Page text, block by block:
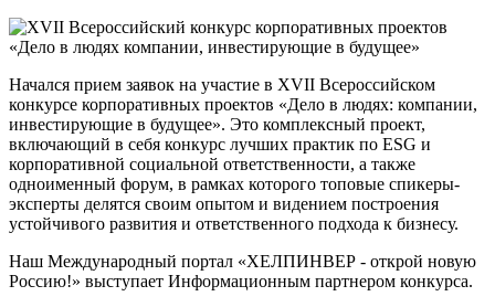
Начался прием заявок на участие в XVII Всероссийском
конкурсе корпоративных проектов «Дело в людях: компании,
инвестирующие в будущее». Это комплексный проект,
включающий в себя конкурс лучших практик по ESG и
корпоративной социальной ответственности, а также
одноименный форум, в рамках которого топовые спикеры-
эксперты делятся своим опытом и видением построения
устойчивого развития и ответственного подхода к бизнесу.
Наш Международный портал «ХЕЛПИНВЕР - открой новую
Россию!» выступает Информационным партнером конкурса.